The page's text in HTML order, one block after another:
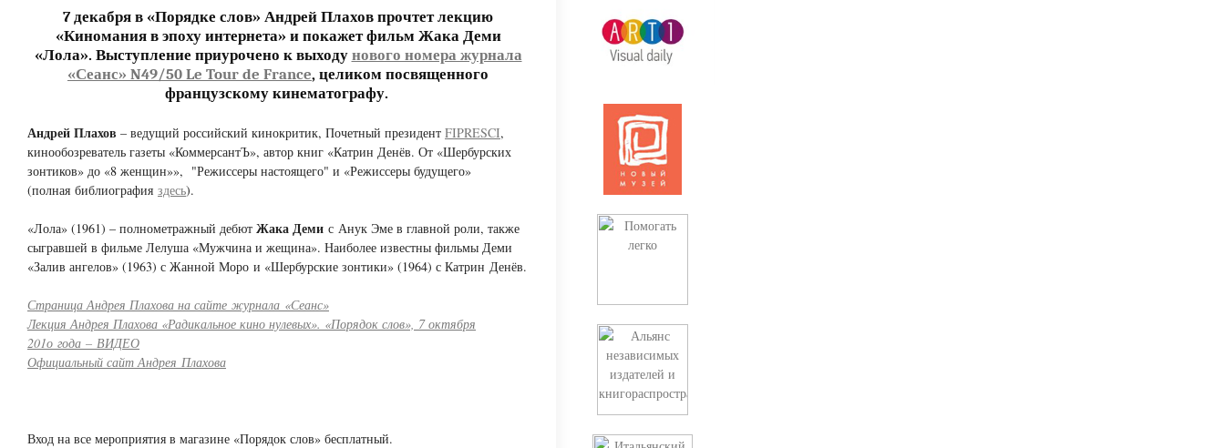
7 декабря в «Порядке слов» Андрей Плахов прочтет лекцию
«Киномания в эпоху интернета» и покажет фильм Жака Деми
«Лола». Выступление приурочено к выходу нового номера журнала
«Сеанс» N49/50 Le Tour de France, целиком посвященного
французскому кинематографу.
Андрей Плахов – ведущий российский кинокритик, Почетный президент FIPRESCI,
кинообозреватель газеты «КоммерсантЪ», автор книг «Катрин Денёв. От «Шербурских
зонтиков» до «8 женщин»», "Режиссеры настоящего" и «Режиссеры будущего»
(полная библиография здесь).
«Лола» (1961) – полнометражный дебют Жака Деми с Анук Эме в главной роли, также
сыгравшей в фильме Лелуша «Мужчина и жещина». Наиболее известны фильмы Деми
«Залив ангелов» (1963) с Жанной Моро и «Шербурские зонтики» (1964) с Катрин Денёв.
Страница Андрея Плахова на сайте журнала «Сеанс»
Лекция Андрея Плахова «Радикальное кино нулевых». «Порядок слов», 7 октября
201о года – ВИДЕО
Официальный сайт Андрея Плахова
Вход на все мероприятия в магазине «Порядок слов» бесплатный.